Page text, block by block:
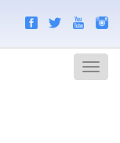
Menu